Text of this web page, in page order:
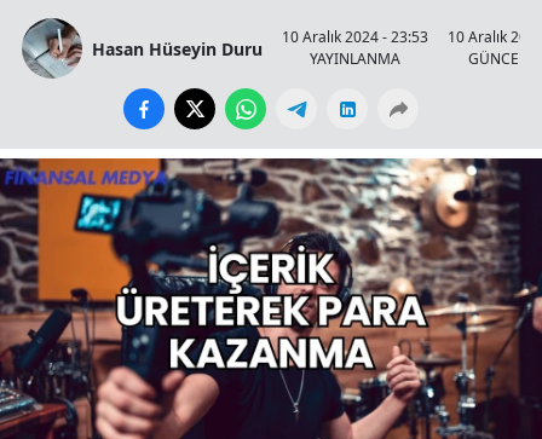
Hasan Hüseyin Duru
10 Aralık 2024 - 23:53
YAYINLANMA
10 Aralık